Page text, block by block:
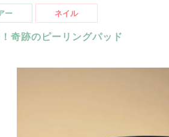
ー ネイル
奇跡のピーリングパッド